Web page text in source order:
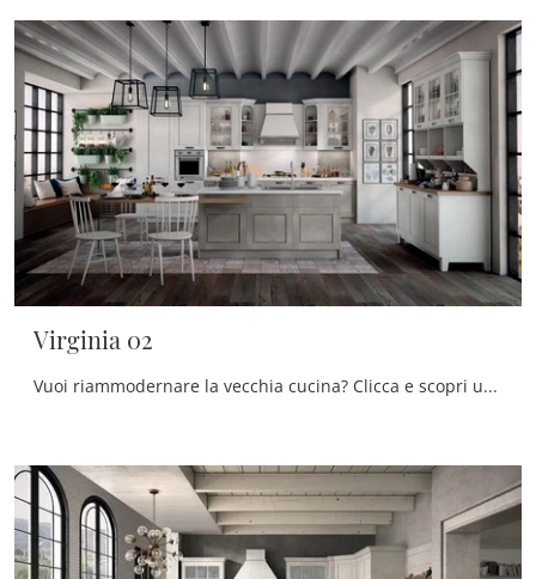
Virginia 02
Vuoi riammodernare la vecchia cucina? Clicca e scopri un ricco catalogo di soluzioni classiche con isola: Virginia 02 ti aspetta!